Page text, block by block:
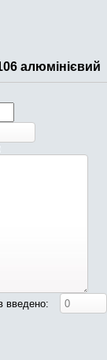
алюмінієвий
введено: